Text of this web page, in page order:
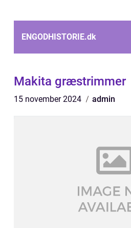
ENGODHISTORIE.dk
Makita græstrimmer
15 november 2024 admin